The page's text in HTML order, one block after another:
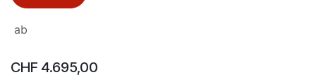
ab
CHF 4.695,00